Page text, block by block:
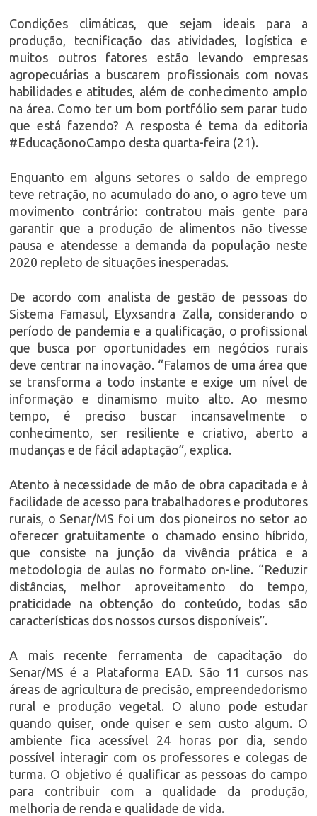
Condições climáticas, que sejam ideais para a
produção, tecnificação das atividades, logística e
muitos outros fatores estão levando empresas
agropecuárias a buscarem profissionais com novas
habilidades e atitudes, além de conhecimento amplo
na área. Como ter um bom portfólio sem parar tudo
que está fazendo? A resposta é tema da editoria
#EducaçãonoCampo desta quarta-feira (21).
Enquanto em alguns setores o saldo de emprego
teve retração, no acumulado do ano, o agro teve um
movimento contrário: contratou mais gente para
garantir que a produção de alimentos não tivesse
pausa e atendesse a demanda da população neste
2020 repleto de situações inesperadas.
De acordo com analista de gestão de pessoas do
Sistema Famasul, Elyxsandra Zalla, considerando o
período de pandemia e a qualificação, o profissional
que busca por oportunidades em negócios rurais
deve centrar na inovação. “Falamos de uma área que
se transforma a todo instante e exige um nível de
informação e dinamismo muito alto. Ao mesmo
tempo, é preciso buscar incansavelmente o
conhecimento, ser resiliente e criativo, aberto a
mudanças e de fácil adaptação”, explica.
Atento à necessidade de mão de obra capacitada e à
facilidade de acesso para trabalhadores e produtores
rurais, o Senar/MS foi um dos pioneiros no setor ao
oferecer gratuitamente o chamado ensino híbrido,
que consiste na junção da vivência prática e a
metodologia de aulas no formato on-line. “Reduzir
distâncias, melhor aproveitamento do tempo,
praticidade na obtenção do conteúdo, todas são
características dos nossos cursos disponíveis”.
A mais recente ferramenta de capacitação do
Senar/MS é a Plataforma EAD. São 11 cursos nas
áreas de agricultura de precisão, empreendedorismo
rural e produção vegetal. O aluno pode estudar
quando quiser, onde quiser e sem custo algum. O
ambiente fica acessível 24 horas por dia, sendo
possível interagir com os professores e colegas de
turma. O objetivo é qualificar as pessoas do campo
para contribuir com a qualidade da produção,
melhoria de renda e qualidade de vida.